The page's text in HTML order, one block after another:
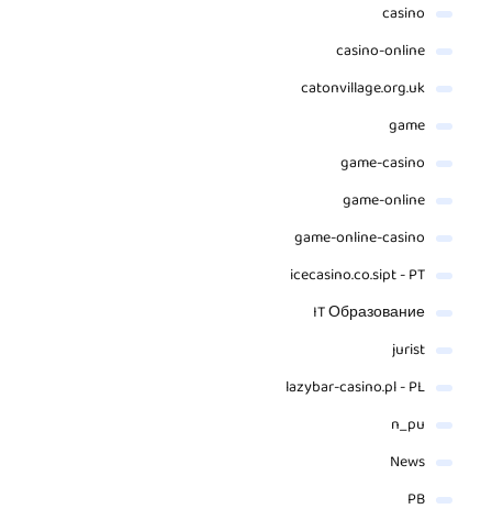
casino
casino-online
catonvillage.org.uk
game
game-casino
game-online
game-online-casino
icecasino.co.sipt - PT
IT Образование
jurist
lazybar-casino.pl - PL
n_pu
News
PB